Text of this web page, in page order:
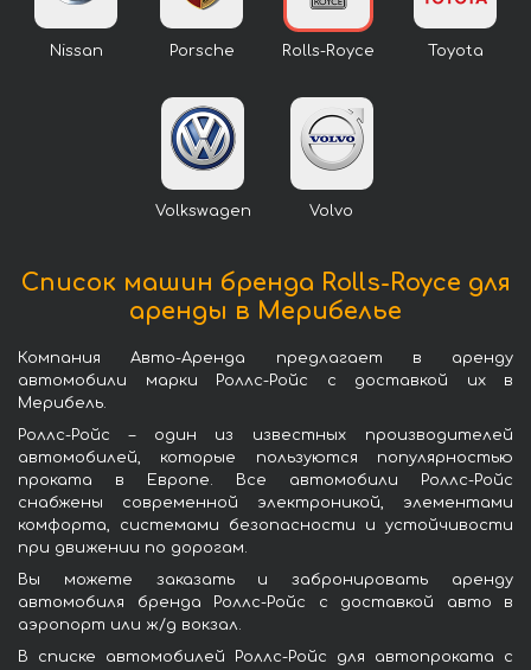
Nissan Porsche Rolls-Royce Toyota
Volkswagen Volvo
Список машин бренда Rolls-Royce для
аренды в Мерибелье
Компания Авто-Аренда предлагает в аренду
автомобили марки Роллс-Ройс с доставкой их в
Мерибель.
Роллс-Ройс – один из известных производителей
автомобилей, которые пользуются популярностью
проката в Европе. Все автомобили Роллс-Ройс
снабжены современной электроникой, элементами
комфорта, системами безопасности и устойчивости
при движении по дорогам.
Вы можете заказать и забронировать аренду
автомобиля бренда Роллс-Ройс с доставкой авто в
аэропорт или ж/д вокзал.
В списке автомобилей Роллс-Ройс для автопроката с